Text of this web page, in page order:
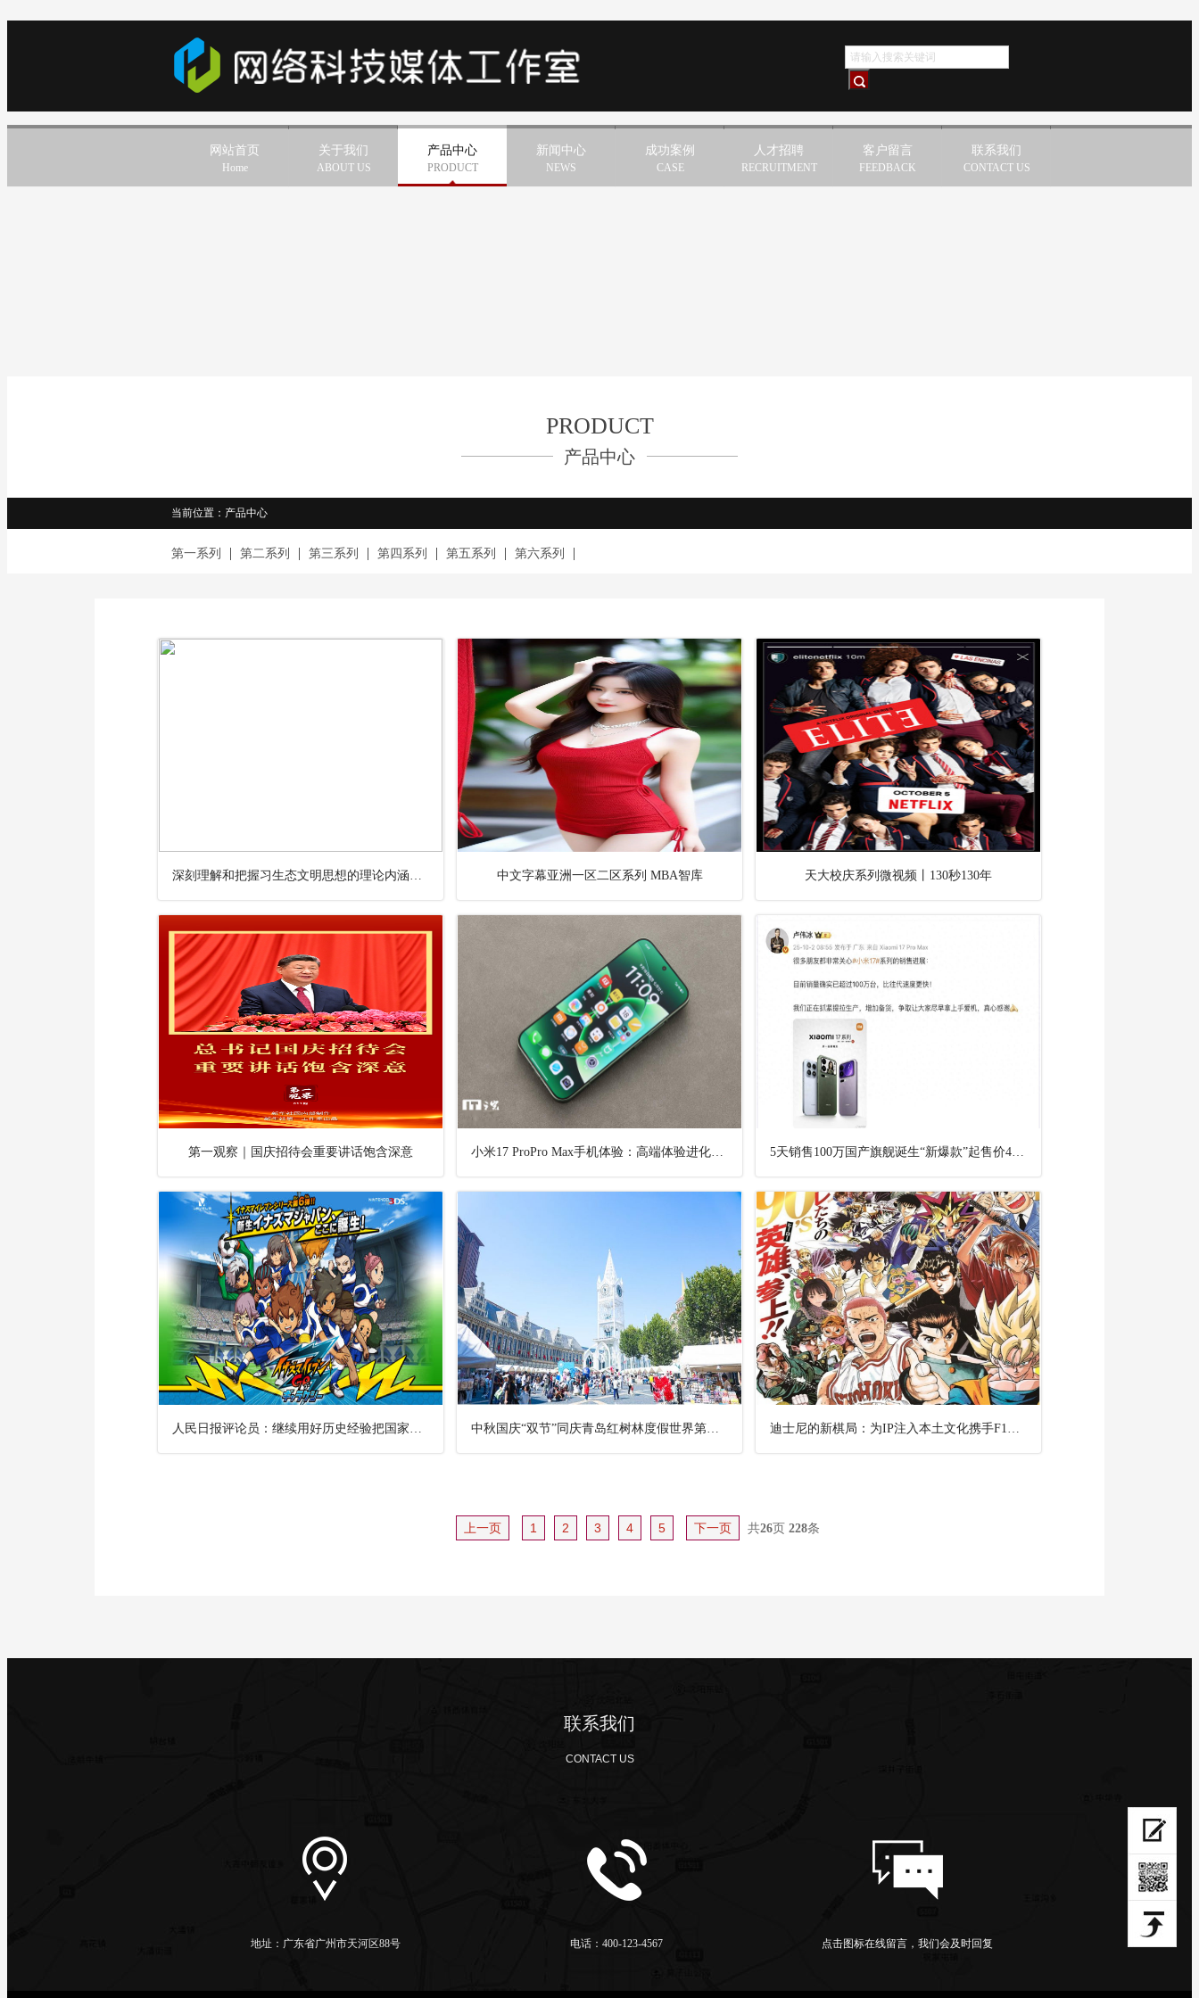
网站首页
Home
关于我们
ABOUT US
产品中心
PRODUCT
新闻中心
NEWS
成功案例
CASE
人才招聘
RECRUITMENT
客户留言
FEEDBACK
联系我们
CONTACT US
PRODUCT
产品中心
当前位置：产品中心
第一系列 第二系列 第三系列 第四系列 第五系列 第六系列
深刻理解和把握习生态文明思想的理论内涵和实践意蕴（深入学习贯彻习新时代中国特色社 中文字幕亚洲一区二区系列 MBA智库 天大校庆系列微视频丨130秒130年
第一观察｜国庆招待会重要讲话饱含深意 小米17 ProPro Max手机体验：高端体验进化兼具差异化和辨识度 5天销售100万国产旗舰诞生“新爆款”起售价4499元！
人民日报评论员：继续用好历史经验把国家建设得更好——论学习贯彻习在庆祝中华人民共 中秋国庆“双节”同庆青岛红树林度假世界第二届蔚蓝生活节启幕 迪士尼的新棋局：为IP注入本土文化携手F1抢年轻消费者
上一页 1 2 3 4 5 下一页 共26页 228条
联系我们
CONTACT US
地址：广东省广州市天河区88号 电话：400-123-4567 点击图标在线留言，我们会及时回复